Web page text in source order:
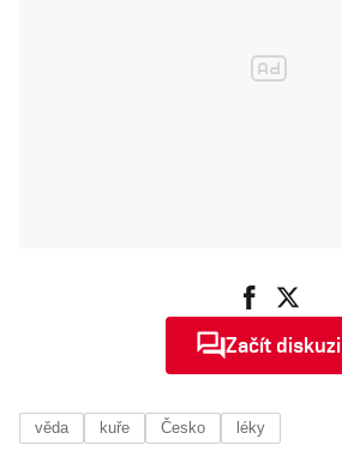
Začít diskuzi
věda kuře Česko léky